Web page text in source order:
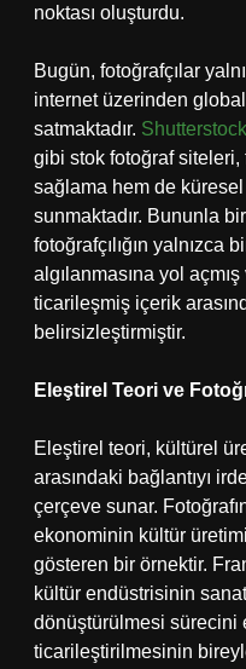
noktası oluşturdu.
Bugün, fotoğrafçılar
internet üzerinden global
satmaktadır.
gibi stok fotoğraf siteleri,
sağlama hem de küresel
sunmaktadır. Bununla
fotoğrafçılığın yalnızca
algılanmasına yol
ticarileşmiş içerik
belirsizleştirmiştir.
Eleştirel Teori ve
Eleştirel teori, kültürel
arasındaki bağlantıyı
çerçeve sunar.
ekonominin kültür
gösteren bir örnektir.
kültür endüstrisinin
dönüştürülmesi sürecini
ticarileştirilmesinin